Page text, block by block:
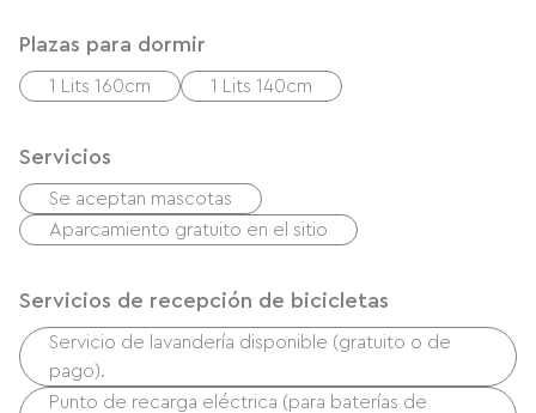
Plazas para dormir
1 Lits 160cm 1 Lits 140cm
Servicios
Se aceptan mascotas
Aparcamiento gratuito en el sitio
Servicios de recepción de bicicletas
Servicio de lavandería disponible (gratuito o de
pago).
Punto de recarga eléctrica (para baterías de